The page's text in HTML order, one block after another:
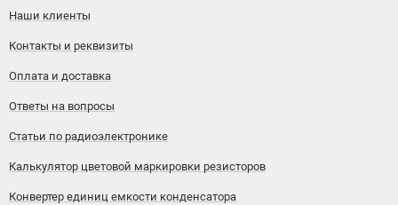
Наши клиенты
Контакты и реквизиты
Оплата и доставка
Ответы на вопросы
Статьи по радиоэлектронике
Калькулятор цветовой маркировки резисторов
Конвертер единиц емкости конденсатора